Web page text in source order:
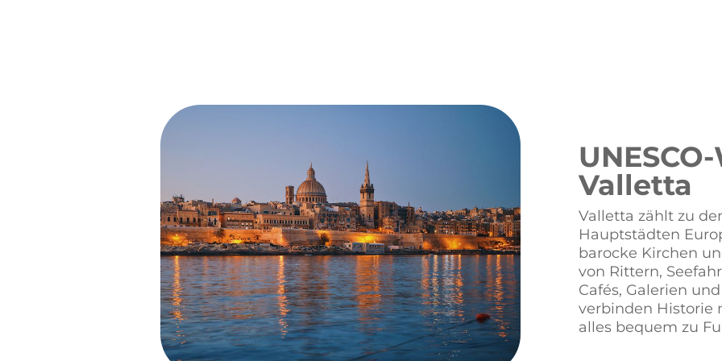
Valletta
Valletta zählt zu
Hauptstädten
barocke Kirchen
von Rittern,
Cafés, Galerien
verbinden Historie
alles bequem zu